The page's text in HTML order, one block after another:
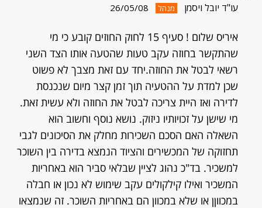
עו"ד יובל ויסמן מנהל 26/05/08
איריס שלום ! סעיף 15 לחוק החוזים קובע כי מי
שהתקשר בחוזה עקב טעות שהטעה אותו הצד השני
רשאי לבטל את החוזה.יחד עם זאת מצבך לא פשוט
שכן למדת על ההטעיה תוך זמן קצר מיום שנכנסת
לדירה ואז היית צריכה לבטל את החוזה ולא עשית זאת.
מי שישן על זכויותיו ניזוק. נושא נוסף וחשוב הוא
השאלה האם הסכם השכירות מחלק את הסיכונים לגבי
תחזוקה של המכשירים והציוד הנמצא בדירה בין השוכר
למשכיר. בד"כ נהוג לציין שבלאי סביר הוא באחריות
המשכיר ואילו קילקולים עקב שימוש לא נכון או חבלה
במכווןן או שלא במכוון הם באחריות השוכר. זה שנמצאו